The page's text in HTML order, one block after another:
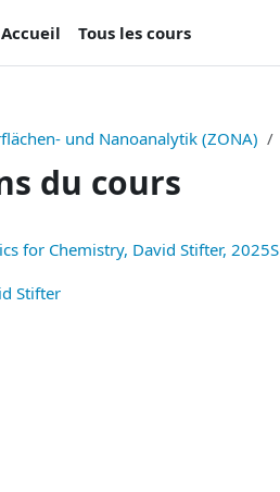
Accueil
Tous les cours
und Nanoanalytik (ZONA)
du cours
for Chemistry, David Stifter, 2025S
Stifter